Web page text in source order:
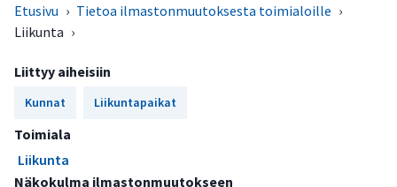
Etusivu › Tietoa ilmastonmuutoksesta toimialoille ›
Liikunta ›
Liittyy aiheisiin
Kunnat Liikuntapaikat
Toimiala
Liikunta
Näkokulma ilmastonmuutokseen